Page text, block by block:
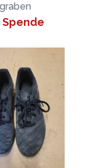
Spende